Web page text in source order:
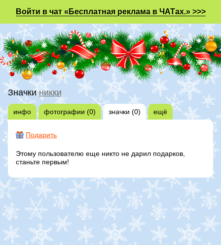
Войти в чат «Бесплатная реклама в ЧАТах.» >>>
Значкиникки
инфо фотографии (0) значки (0) ещё
Подарить
Этому пользователю еще никто не дарил подарков,
станьте первым!